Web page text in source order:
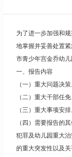
为了进一步加强和
地掌握并妥善处置
市青少年宫金乔幼
一、报告内容
（一）重大问题决策
（二）重大干部任
（三）重大事项安排
（四）需要报告的
犯罪及幼儿园重大
的重大突发性以及